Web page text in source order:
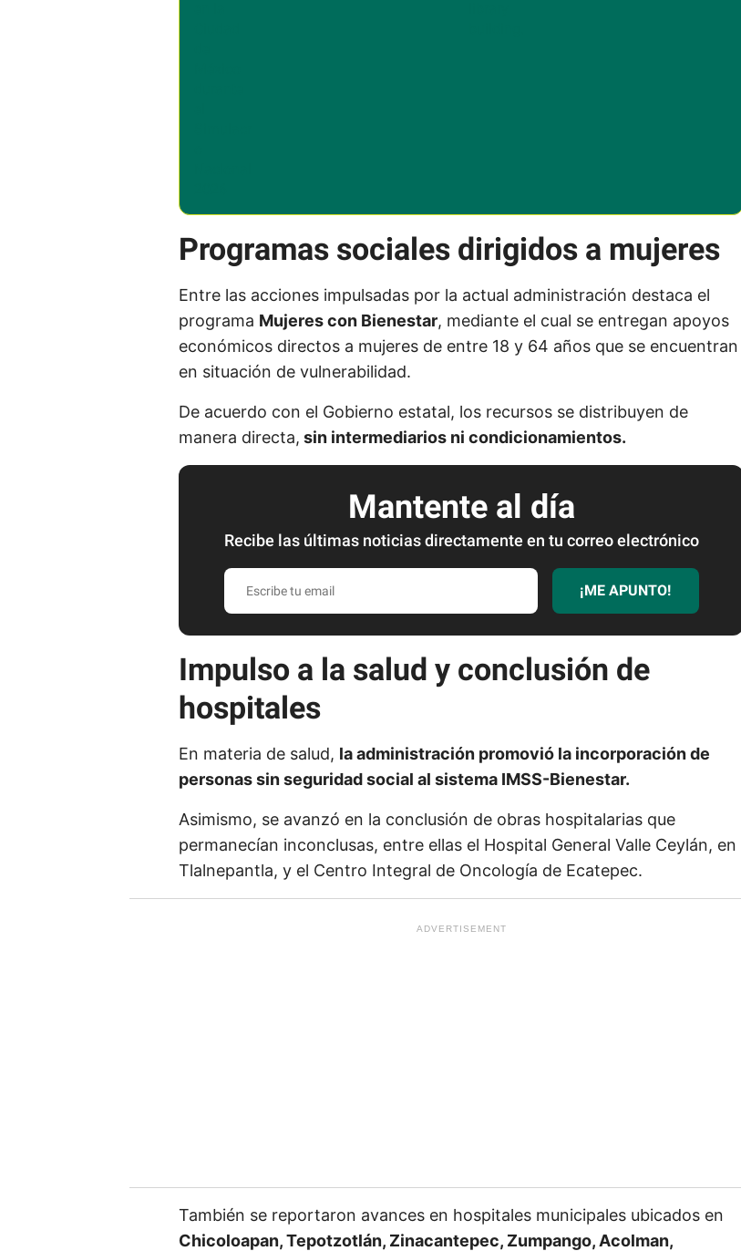
Programas sociales dirigidos a mujeres
Entre las acciones impulsadas por la actual administración destaca el
programa Mujeres con Bienestar, mediante el cual se entregan apoyos
económicos directos a mujeres de entre 18 y 64 años que se encuentran
en situación de vulnerabilidad.
De acuerdo con el Gobierno estatal, los recursos se distribuyen de
manera directa, sin intermediarios ni condicionamientos.
Mantente al día
Recibe las últimas noticias directamente en tu correo electrónico
E
s
i
b
t
u
i
¡ME APUNTO!
Impulso a la salud y conclusión de
hospitales
En materia de salud, la administración promovió la incorporación de
personas sin seguridad social al sistema IMSS-Bienestar.
Asimismo, se avanzó en la conclusión de obras hospitalarias que
permanecían inconclusas, entre ellas el Hospital General Valle Ceylán, en
Tlalnepantla, y el Centro Integral de Oncología de Ecatepec.
También se reportaron avances en hospitales municipales ubicados en
Chicoloapan, Tepotzotlán, Zinacantepec, Zumpango, Acolman,